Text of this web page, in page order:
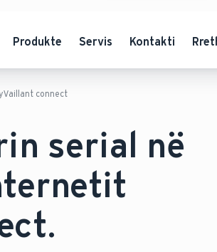
Produkte Servis Kontakti
connect
serial në